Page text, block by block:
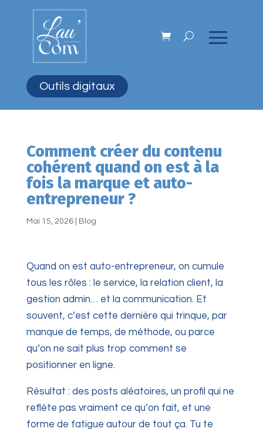
Outils digitaux
Comment créer du contenu
cohérent quand on est à la
fois la marque et auto-
entrepreneur ?
Mai 15, 2026| Blog
Quand on est auto-entrepreneur, on cumule
tous les rôles : le service, la relation client, la
gestion admin… et la communication. Et
souvent, c’est cette dernière qui trinque, par
manque de temps, de méthode, ou parce
qu’on ne sait plus trop comment se
positionner en ligne.
Résultat : des posts aléatoires, un profil qui ne
reflète pas vraiment ce qu’on fait, et une
forme de fatigue autour de tout ça. Tu te